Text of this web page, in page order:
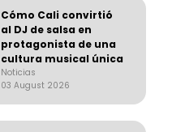
Cómo Cali convirtió
al DJ de salsa en
protagonista de una
cultura musical única
Noticias
03 August 2026